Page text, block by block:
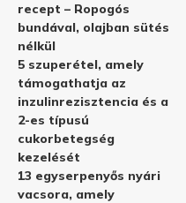
recept – Ropogós
bundával, olajban sütés
nélkül
5 szuperétel, amely
támogathatja az
inzulinrezisztencia és a
2-es típusú
cukorbetegség
kezelését
13 egyserpenyős nyári
vacsora, amely